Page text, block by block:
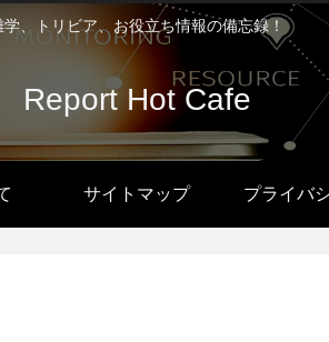
学、トリビア、お役立ち情報の備忘録！
Report Hot Cafe
サイトマップ プライバ